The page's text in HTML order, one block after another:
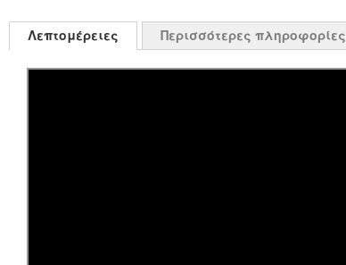
Λεπτομέρειες Περισσότερες πληροφορίες